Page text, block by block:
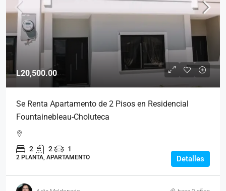
L20,500.00
Se Renta Apartamento de 2 Pisos en Residencial
Fountainebleau-Choluteca
2 2 1
2 PLANTA, APARTAMENTO Detalles